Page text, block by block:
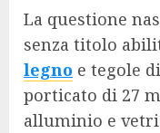
La questione
senza titolo
legno e tegole
porticato di 27
alluminio e